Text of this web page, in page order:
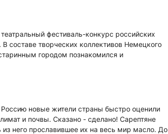
фестиваль-конкурс российских
составе творческих коллективов Немецкого
городом познакомился и
новые жители страны быстро оценили
и почвы. Сказано - сделано! Сарептяне
него прославившее их на весь мир масло. До